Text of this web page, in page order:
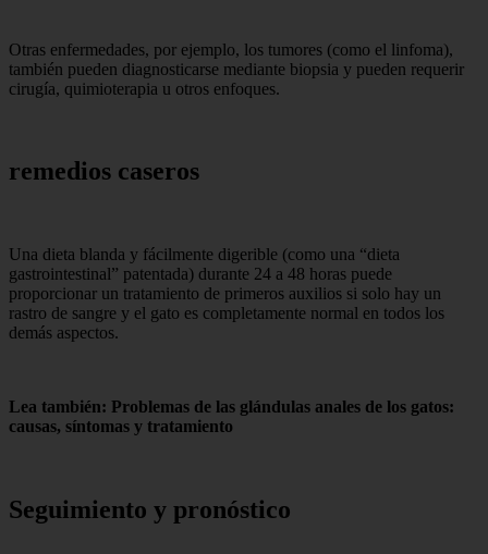
Otras enfermedades, por ejemplo, los tumores (como el linfoma),
también pueden diagnosticarse mediante biopsia y pueden requerir
cirugía, quimioterapia u otros enfoques.
remedios caseros
Una dieta blanda y fácilmente digerible (como una “dieta
gastrointestinal” patentada) durante 24 a 48 horas puede
proporcionar un tratamiento de primeros auxilios si solo hay un
rastro de sangre y el gato es completamente normal en todos los
demás aspectos.
Lea también: Problemas de las glándulas anales de los gatos:
causas, síntomas y tratamiento
Seguimiento y pronóstico